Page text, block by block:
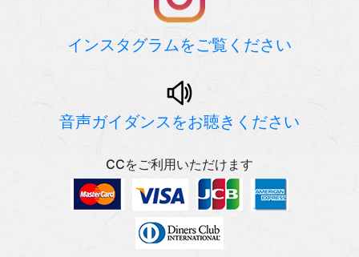
インスタグラムをご覧ください
音声ガイダンスをお聴きください
CCをご利用いただけます